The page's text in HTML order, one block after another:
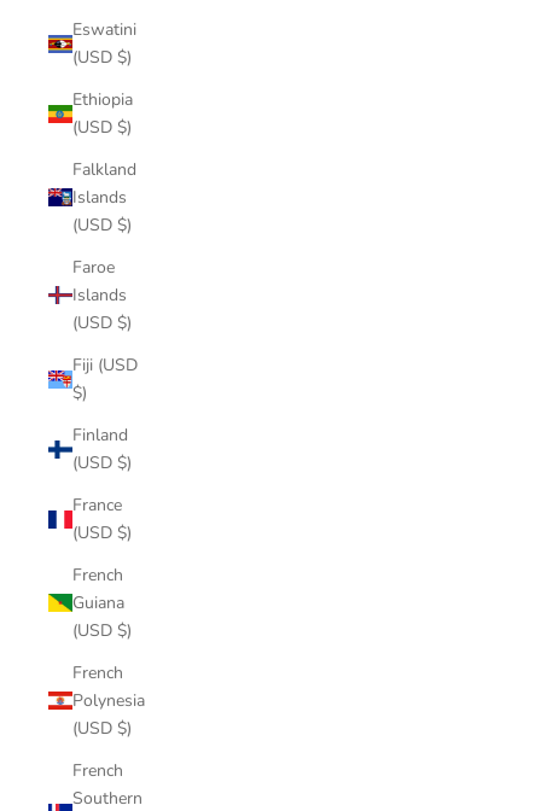
Eswatini
(USD $)
Ethiopia
(USD $)
Falkland
Islands
(USD $)
Faroe
Islands
(USD $)
Fiji (USD
$)
Finland
(USD $)
France
(USD $)
French
Guiana
(USD $)
French
Polynesia
(USD $)
French
Southern